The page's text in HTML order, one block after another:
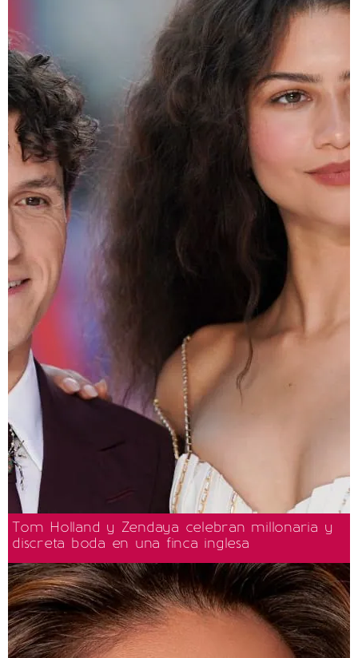
Tom Holland y Zendaya celebran millonaria y
discreta boda en una finca inglesa